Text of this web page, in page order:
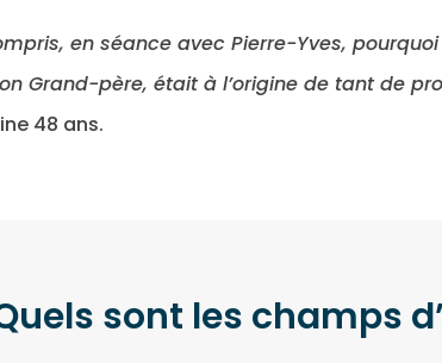
en séance avec Pierre-Yves,
Grand-père, était à l’origine de tant de
48 ans.
sont les champs